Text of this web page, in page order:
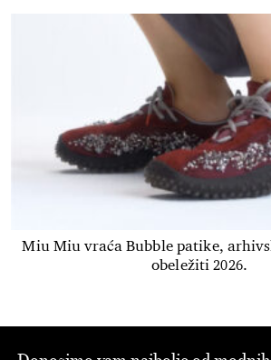
Miu Miu vraća Bubble patike,
obeležiti 2026.